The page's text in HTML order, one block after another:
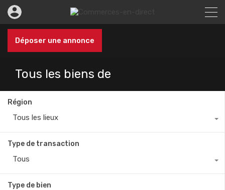
Déposer une annonce
Tous les biens de
Région
Tous les lieux
Type de transaction
Tous
Type de bien